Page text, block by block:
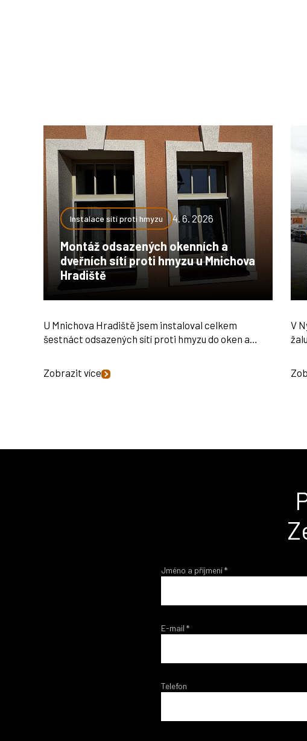
Instalace sítí proti hmyzu 4. 6. 2026
Montáž odsazených okenních a
dveřních sítí proti hmyzu u Mnichova
Hradiště
U Mnichova Hradiště jsem instaloval celkem
šestnáct odsazených sítí proti hmyzu do oken a…
Zobrazit více
V
Jméno a příjmení*
E-mail *
Telefon